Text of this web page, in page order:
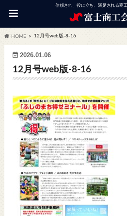
信頼され、役に立ち、満足される商
HOME 12月号web版-8-16
2026.01.06
12月号web版-8-16